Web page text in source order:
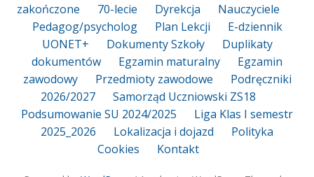
zakończone
70-lecie Dyrekcja
Nauczyciele
Pedagog/psycholog
Plan Lekcji
E-dziennik
UONET+
Dokumenty Szkoły
Duplikaty
dokumentów
Egzamin maturalny
Egzamin
zawodowy
Przedmioty zawodowe
Podręczniki
2026/2027
Samorząd Uczniowski ZS18
Podsumowanie SU 2024/2025
Liga Klas I semestr
2025_2026
Lokalizacja i dojazd
Polityka
Cookies
Kontakt